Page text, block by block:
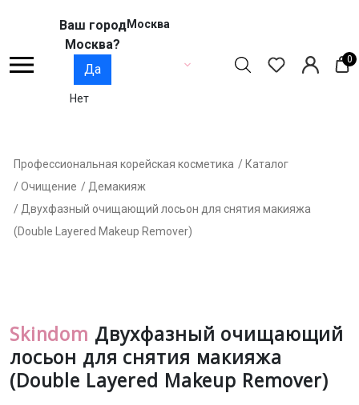
Ваш город
Москва?
Да
Нет
Москва
0
Профессиональная корейская косметика / Каталог
/ Очищение / Демакияж
/ Двухфазный очищающий лосьон для снятия макияжа
(Double Layered Makeup Remover)
Skindom Двухфазный очищающий
лосьон для снятия макияжа
(Double Layered Makeup Remover)